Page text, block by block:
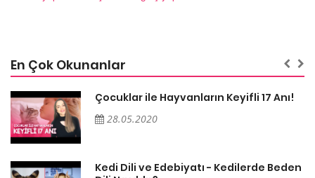
En Çok Okunanlar
Çocuklar ile Hayvanların Keyifli 17 Anı!
28.05.2020
Kedi Dili ve Edebiyatı - Kedilerde Beden